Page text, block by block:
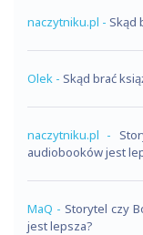
naczytniku.pl - Skąd
Olek - Skąd brać
naczytniku.pl -
audiobooków jest
MaQ - Storytel czy
jest lepsza?